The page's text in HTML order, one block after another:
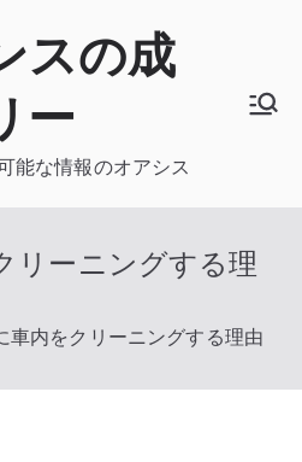
スの成
ー
能な情報のオアシス
リーニングする理
車内をクリーニングする理由